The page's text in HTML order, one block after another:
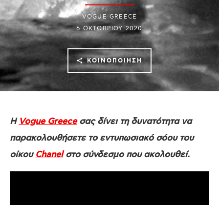
VOGUE GREECE
6 ΟΚΤΩΒΡΊΟΥ 2020
ΚΟΙΝΟΠΟΊΗΣΗ
H Vogue Greeceσας δίνει τη δυνατότητα να
παρακολουθήσετε το εντυπωσιακό σόου του
οίκου Chanelστο σύνδεσμο που ακολουθεί.